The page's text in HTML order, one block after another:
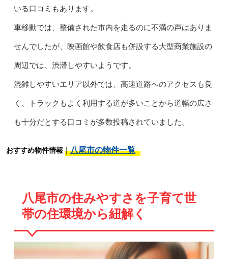
いる口コミもあります。
車移動では、整備された市内を走るのに不満の声はありま
せんでしたが、映画館や飲食店も併設する大型商業施設の
周辺では、渋滞しやすいようです。
混雑しやすいエリア以外では、高速道路へのアクセスも良
く、トラックもよく利用する道が多いことから道幅の広さ
も十分だとする口コミが多数投稿されていました。
おすすめ物件情報｜八尾市の物件一覧
八尾市の住みやすさを子育て世
帯の住環境から紐解く